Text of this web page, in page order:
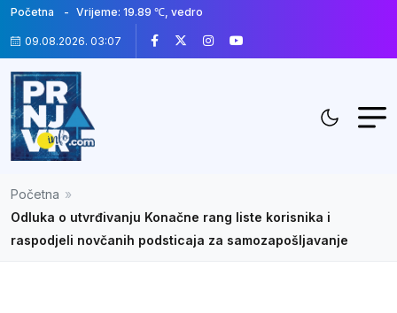
Početna Vrijeme: 19.89 ℃, vedro
09.08.2026. 03:07
Početna »
Odluka o utvrđivanju Konačne rang liste korisnika i
raspodjeli novčanih podsticaja za samozapošljavanje